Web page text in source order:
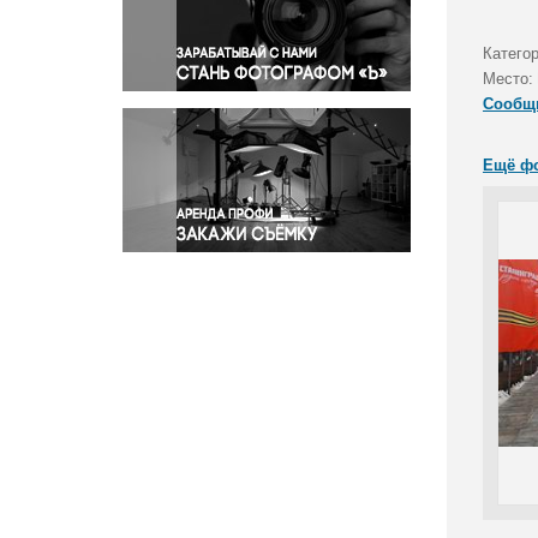
Правосудие
Происшествия и конфликты
Религия
Светская жизнь
Спорт
Экология
Экономика и бизнес
Место:
Ещё